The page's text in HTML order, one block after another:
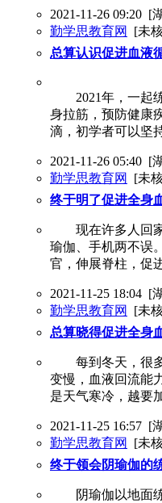
2021-11-26 09:20 [
勤学思教育网
[未
总算认识促进血液
2021年，一起练
身拉筋，预防健康
滴，初学者可以坚
2021-11-26 05:40 [
勤学思教育网
[未
终于明了促进全身
现在许多人回家
瑜伽、手机两不误
官，伸展脊柱，促
2021-11-25 18:04 [
勤学思教育网
[未
总算晓得促进全身
每到冬天，很多
变慢，血液回流能
是天气寒冷，越要
2021-11-25 16:57 [
勤学思教育网
[未
终于领会阴瑜伽的
阴瑜伽以地面练